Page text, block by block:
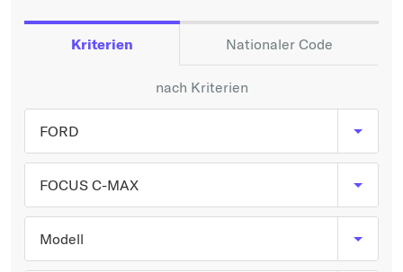
Hersteller wählen
Typ wählen
Kriterien Nationaler Code
nach Kriterien
FORD
FOCUS C-MAX
Modell